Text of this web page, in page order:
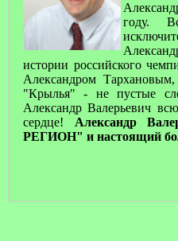
году.
истории российского
Александром
"Крылья" - не пустые
Александр Валерьевич
сердце! Александр
РЕГИОН" и настоящий